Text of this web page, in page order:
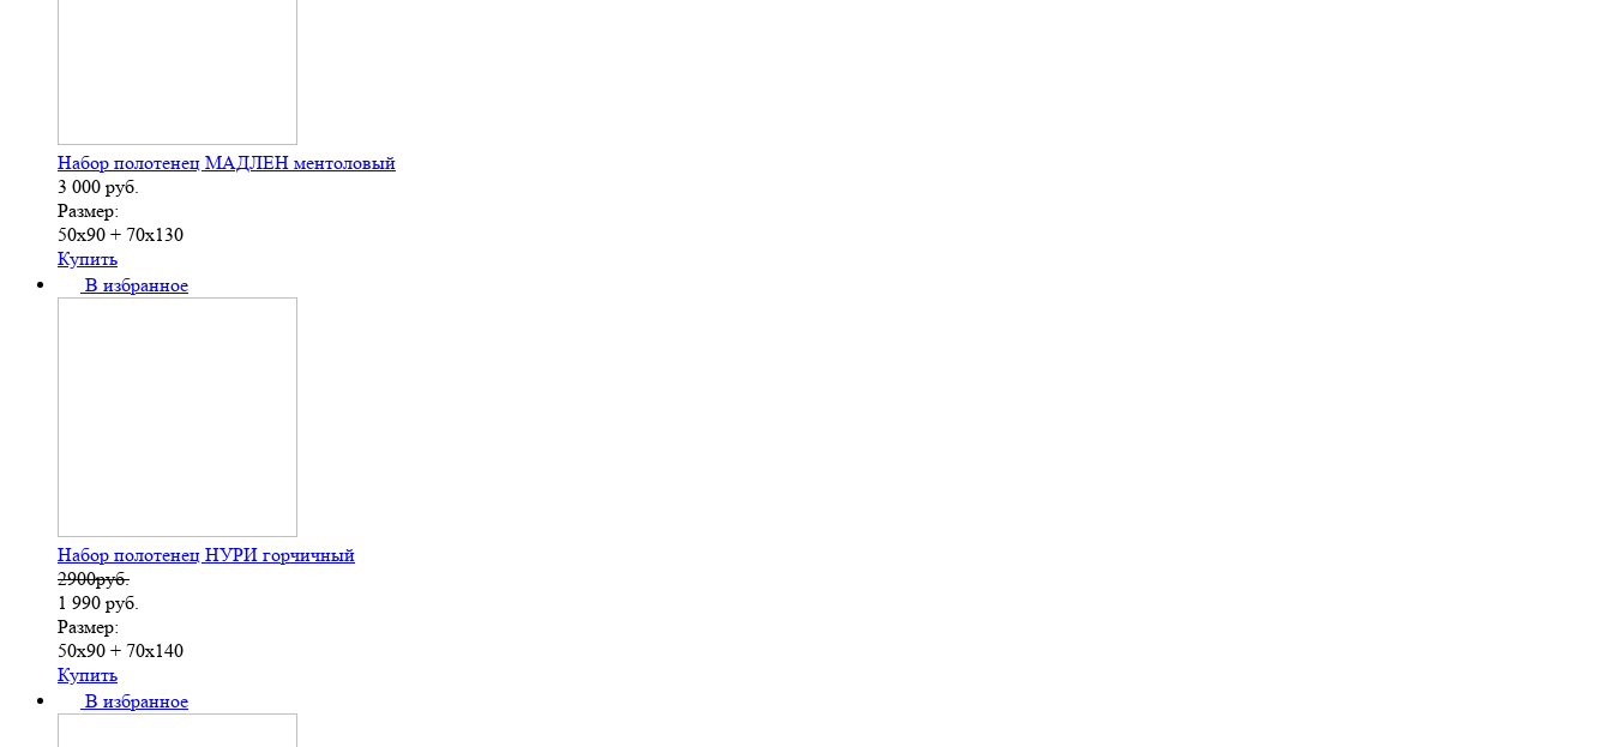
Набор полотенец МАДЛЕН ментоловый
3 000 руб.
Размер:
50х90 + 70х130
Купить
В избранное
Набор полотенец НУРИ горчичный
2900руб.
1 990 руб.
Размер:
50х90 + 70х140
Купить
В избранное